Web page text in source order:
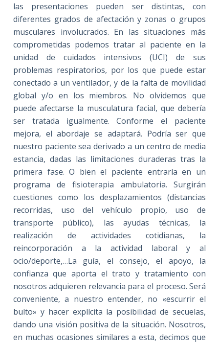
las presentaciones pueden ser distintas, con
diferentes grados de afectación y zonas o grupos
musculares involucrados. En las situaciones más
comprometidas podemos tratar al paciente en la
unidad de cuidados intensivos (UCI) de sus
problemas respiratorios, por los que puede estar
conectado a un ventilador, y de la falta de movilidad
global y/o en los miembros. No olvidemos que
puede afectarse la musculatura facial, que debería
ser tratada igualmente. Conforme el paciente
mejora, el abordaje se adaptará. Podría ser que
nuestro paciente sea derivado a un centro de media
estancia, dadas las limitaciones duraderas tras la
primera fase. O bien el paciente entraría en un
programa de fisioterapia ambulatoria. Surgirán
cuestiones como los desplazamientos (distancias
recorridas, uso del vehículo propio, uso de
transporte público), las ayudas técnicas, la
realización de actividades cotidianas, la
reincorporación a la actividad laboral y al
ocio/deporte,…La guía, el consejo, el apoyo, la
confianza que aporta el trato y tratamiento con
nosotros adquieren relevancia para el proceso. Será
conveniente, a nuestro entender, no «escurrir el
bulto» y hacer explícita la posibilidad de secuelas,
dando una visión positiva de la situación. Nosotros,
en muchas ocasiones similares a esta, decimos que